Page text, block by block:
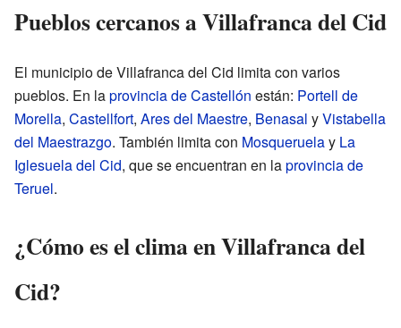
Pueblos cercanos a Villafranca del Cid
El municipio de Villafranca del Cid limita con varios
pueblos. En laprovincia de Castellón están: Portell de
Morella, Castellfort, Ares del Maestre, Benasal yVistabella
del Maestrazgo. También limita con Mosqueruelay La
Iglesuela del Cid, que se encuentran en laprovincia de
Teruel.
¿Cómo es el clima en Villafranca del
Cid?